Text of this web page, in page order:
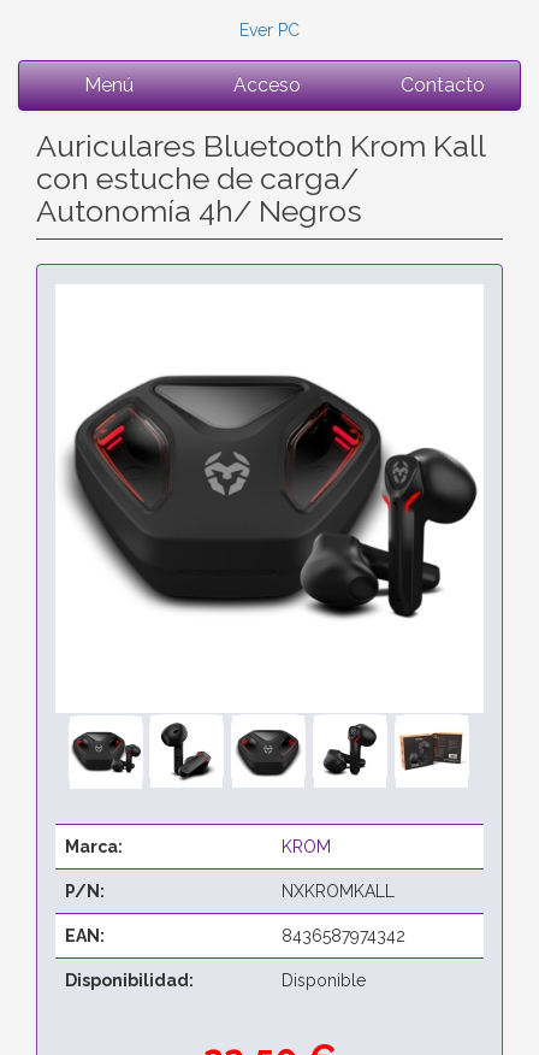
Ever PC
Menú Acceso Contacto
Auriculares Bluetooth Krom Kall
con estuche de carga/
Autonomía 4h/ Negros
Marca: KROM
P/N: NXKROMKALL
EAN: 8436587974342
Disponibilidad: Disponible